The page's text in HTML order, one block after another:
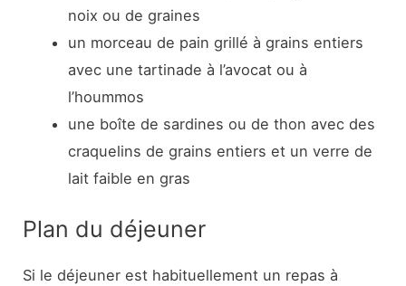
noix ou de graines
un morceau de pain grillé à grains entiers
avec une tartinade à l’avocat ou à
l’hoummos
une boîte de sardines ou de thon avec des
craquelins de grains entiers et un verre de
lait faible en gras
Plan du déjeuner
Si le déjeuner est habituellement un repas à